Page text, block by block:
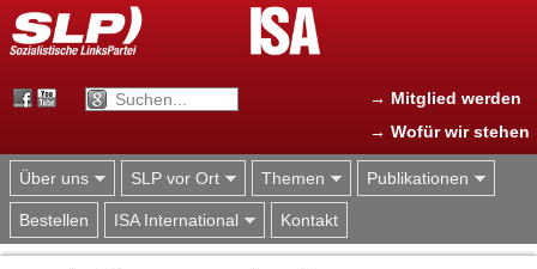
Jump to navigation
→ Mitglied werden
→ Wofür wir stehen
Über uns SLP vor Ort Themen Publikationen
Bestellen ISA International Kontakt